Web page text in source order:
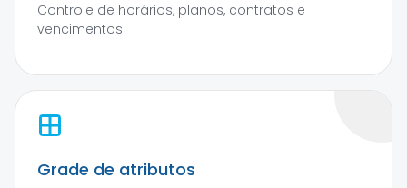
Controle de horários, planos, contratos e
vencimentos.
Grade de atributos